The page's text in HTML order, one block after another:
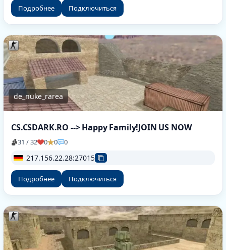
Подробнее Подключиться
de_nuke_rarea
CS.CSDARK.RO --> Happy Family!JOIN US NOW
31 / 32 0 0 0
217.156.22.28:27015
Подробнее Подключиться